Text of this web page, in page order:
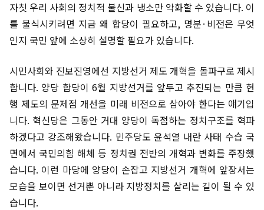
자칫 우리 사회의 정치적 불신과 냉소만 악화할 수 있습니다. 이
를 불식시키려면 지금 왜 합당이 필요하고, 명분·비전은 무엇
인지 국민 앞에 소상히 설명할 필요가 있습니다.
시민사회와 진보진영에선 지방선거 제도 개혁을 돌파구로 제시
합니다. 양당 합당이 6월 지방선거를 앞두고 추진되는 만큼 현
행 제도의 문제점 개선을 미래 비전으로 삼아야 한다는 얘기입
니다. 혁신당은 그동안 거대 양당이 독점하는 정치구조를 혁파
하겠다고 강조해왔습니다. 민주당도 윤석열 내란 사태 수습 국
면에서 국민의힘 해체 등 정치권 전반의 개혁과 변화를 주장했
습니다. 이런 마당에 양당이 손잡고 지방선거 개혁에 앞장서는
모습을 보이면 선거뿐 아니라 지방정치를 살리는 길이 될 수 있
습니다.